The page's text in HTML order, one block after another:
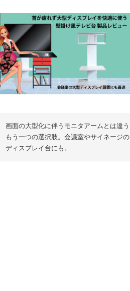
画面の大型化に伴うモニタアームとは違う
もう一つの選択肢。会議室やサイネージの
ディスプレイ台にも。